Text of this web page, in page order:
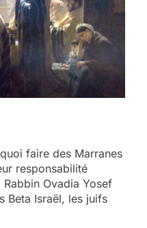
faire des Marranes
responsabilité
Ovadia Yosef
Beta Israël, les juifs